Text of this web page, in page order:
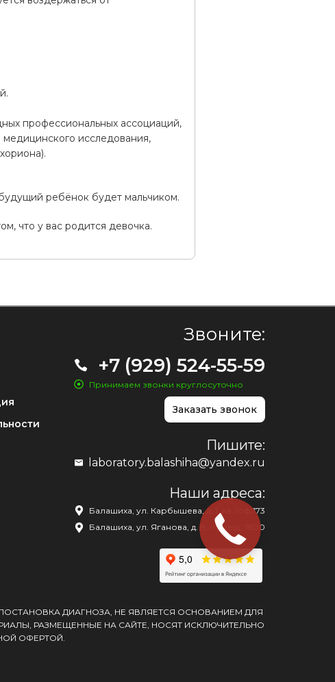
профессиональных ассоциаций,
исследования,
ребёнок будет мальчиком.
что у вас родится девочка.
Звоните:
+7 (929) 524-55-59
Принимаем звонки круглосуточно
Заказать звонок
Пишите:
laboratory.balashiha@yandex.ru
Наши адреса:
Балашиха, ул. Карбышева, д. 1, кв./оф.173
Балашиха, ул. Яганова, д. 8, помещ. 1800
ДИАГНОЗА, НЕ ЯВЛЯЕТСЯ ОСНОВАНИЕМ ДЛЯ
РАЗМЕЩЕННЫЕ НА САЙТЕ, НОСЯТ ИСКЛЮЧИТЕЛЬНО
ОФЕРТОЙ.